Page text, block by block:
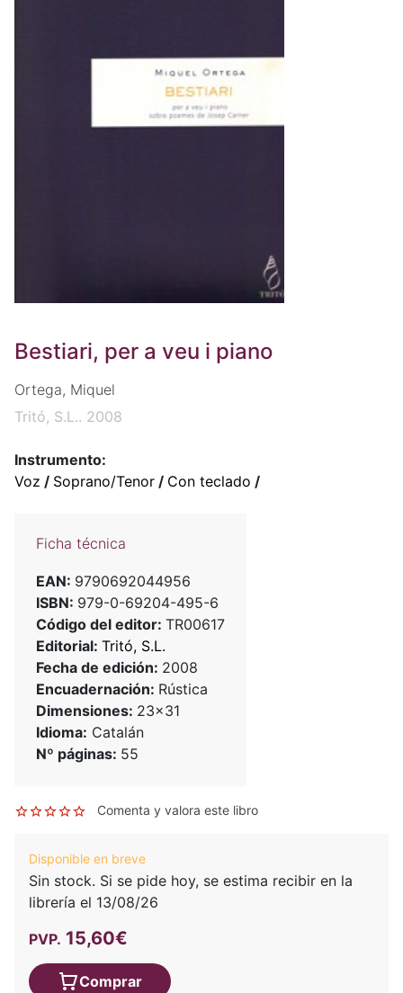
Bestiari, per a veu i piano
Ortega, Miquel
Tritó, S.L.. 2008
Instrumento:
Voz / Soprano/Tenor / Con teclado /
Ficha técnica
EAN: 9790692044956
ISBN: 979-0-69204-495-6
Código del editor: TR00617
Editorial: Tritó, S.L.
Fecha de edición: 2008
Encuadernación: Rústica
Dimensiones: 23x31
Idioma: Catalán
Nº páginas: 55
Comenta y valora este libro
Disponible en breve
Sin stock. Si se pide hoy, se estima recibir en la
librería el 13/08/26
PVP. 15,60€
Comprar